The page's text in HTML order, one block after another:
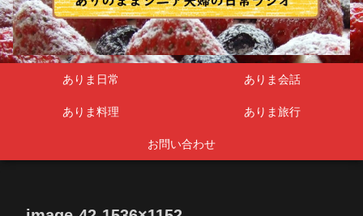
ありま日常 ありま会話
ありま料理 ありま旅行
お問い合わせ